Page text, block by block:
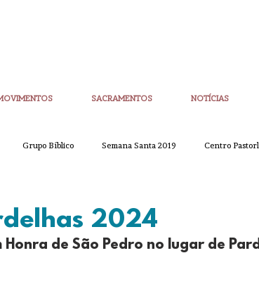
SACRAMENTOS NOTÍCIAS
Grupo Bíblico Semana Santa 2019 Centro
2024
Honra de São Pedro no lugar de